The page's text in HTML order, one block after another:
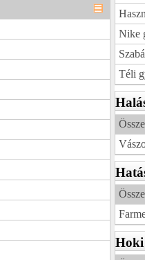
Nike
Téli
Hoki